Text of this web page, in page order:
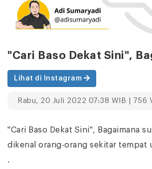
"Cari Baso Dekat Sini",
Lihat di Instagram
Rabu, 20 Juli 2022 07:38 WIB | 756
"Cari Baso Dekat Sini", Bagaimana
dikenal orang-orang sekitar tempat
.